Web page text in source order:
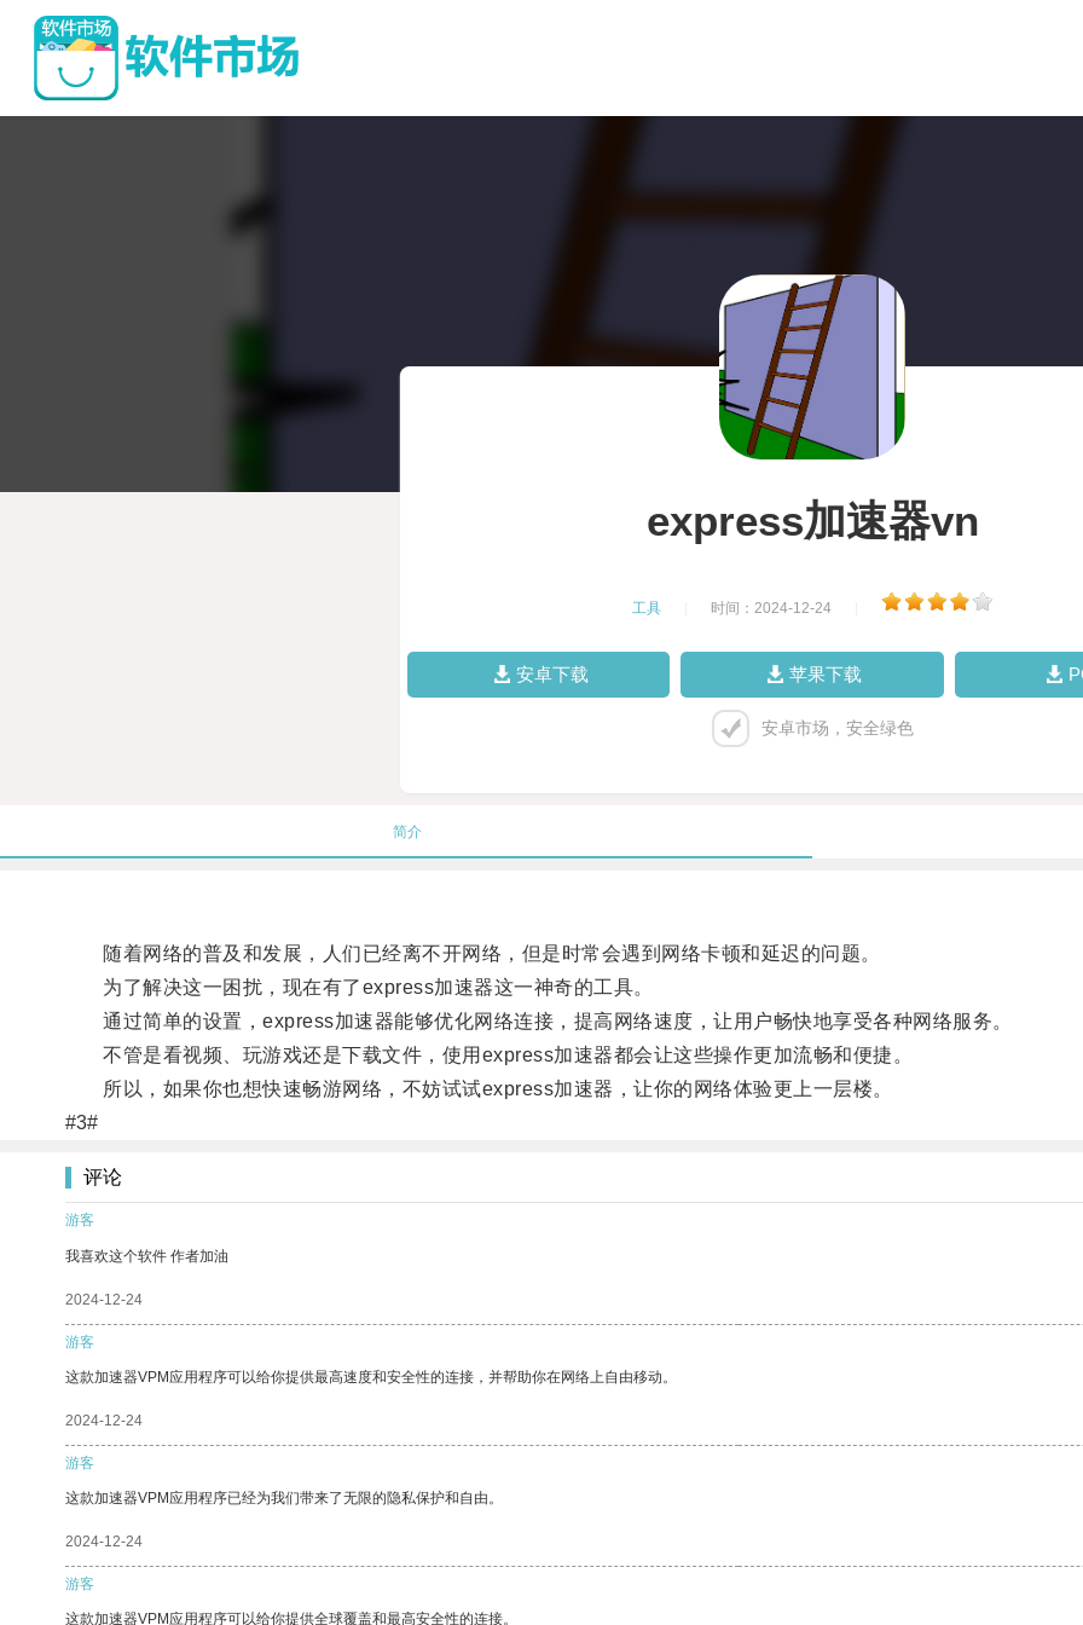
express加速器vn
工具 时间：2024-12-24
安卓下载 苹果下载
安卓市场，安全绿色
简介
随着网络的普及和发展，人们已经离不开网络，但是时常会遇到网络卡顿和延迟的问题。
为了解决这一困扰，现在有了express加速器这一神奇的工具。
通过简单的设置，express加速器能够优化网络连接，提高网络速度，让用户畅快地享受各种网络服务。
不管是看视频、玩游戏还是下载文件，使用express加速器都会让这些操作更加流畅和便捷。
所以，如果你也想快速畅游网络，不妨试试express加速器，让你的网络体验更上一层楼。
#3#
评论
游客
我喜欢这个软件 作者加油
2024-12-24
游客
这款加速器VPM应用程序可以给你提供最高速度和安全性的连接，并帮助你在网络上自由移动。
2024-12-24
游客
这款加速器VPM应用程序已经为我们带来了无限的隐私保护和自由。
2024-12-24
游客
这款加速器VPM应用程序可以给你提供全球覆盖和最高安全性的连接。